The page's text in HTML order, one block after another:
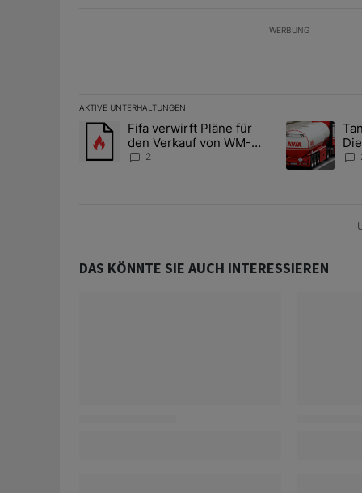
WERBUNG
AKTIVE UNTERHALTUNGEN
Das Folgende ist eine Liste der am meisten
Ein Trendartikel mit dem Titel "Fifa verwirft Pläne für
Fifa verwirft Pläne für
den Verkauf von WM-
Anteilen
2
Ein
DAS KÖNNTE SIE AUCH INTERESSIEREN